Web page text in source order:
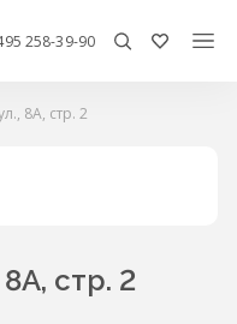
258-39-90
8А, стр. 2
стр. 2